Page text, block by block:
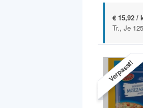
€ 15,92 /
Tr., Je
Verpasst!